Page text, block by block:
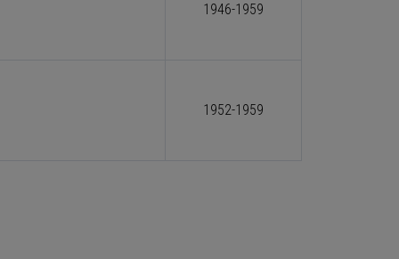
1946-1959
1952-1959